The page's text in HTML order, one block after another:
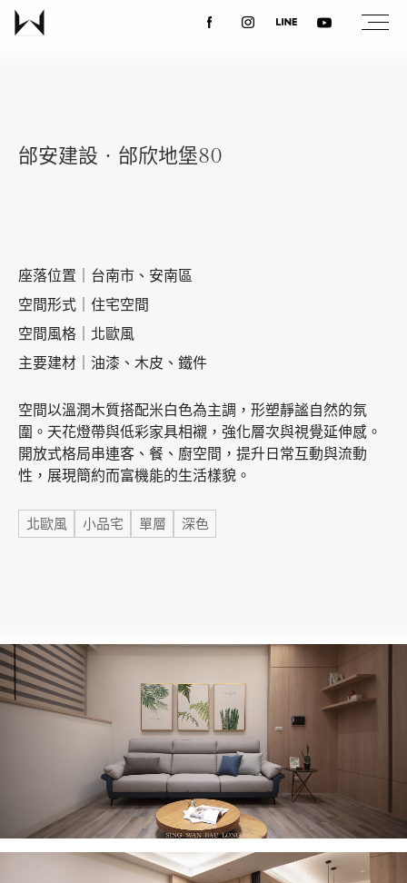
聯絡我們
加盟徵才
邰安建設‧邰欣地堡80
座落位置｜台南市、安南區
空間形式｜住宅空間
空間風格｜北歐風
主要建材｜油漆、木皮、鐵件
空間以溫潤木質搭配米白色為主調，形塑靜謐自然的氛
圍。天花燈帶與低彩家具相襯，強化層次與視覺延伸感。
開放式格局串連客、餐、廚空間，提升日常互動與流動
性，展現簡約而富機能的生活樣貌。
標籤
北歐風 小品宅 單層 深色